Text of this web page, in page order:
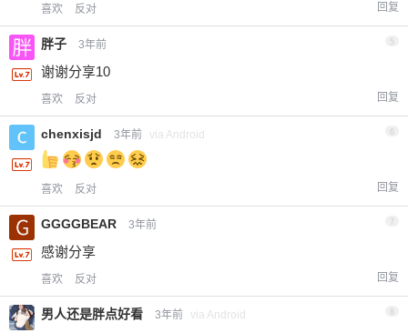
喜欢 反对 回复
胖子 3年前 5
谢谢分享10
喜欢 反对 回复
chenxisjd 3年前 via Android 6
喜欢 反对 回复
GGGGBEAR 3年前 7
感谢分享
喜欢 反对 回复
男人还是胖点好看 3年前 via Android